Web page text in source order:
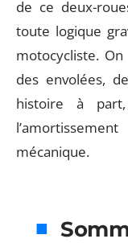
de ce deux-
toute logique
motocycliste.
des envolées,
histoire à
mécanique.